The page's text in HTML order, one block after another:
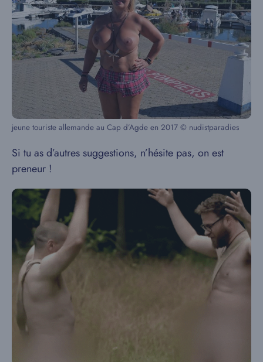
jeune touriste allemande au Cap d’Agde en 2017 © nudistparadies
Si tu as d’autres suggestions, n’hésite pas, on est
preneur !